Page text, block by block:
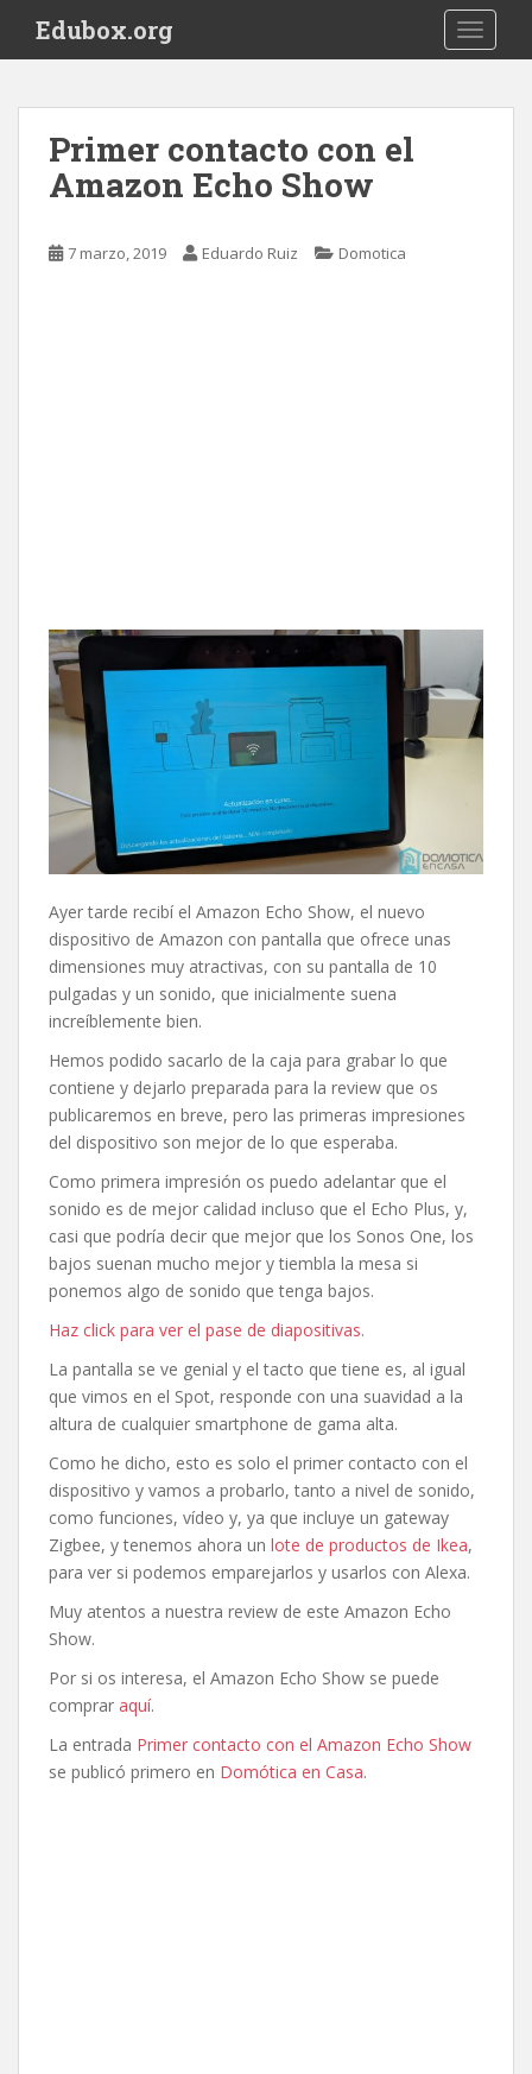
i
Edubox.org
Primer contacto con el
Amazon Echo Show
7 marzo, 2019 Eduardo Ruiz Domotica
Ayer tarde recibí el Amazon Echo Show, el nuevo
dispositivo de Amazon con pantalla que ofrece unas
dimensiones muy atractivas, con su pantalla de 10
pulgadas y un sonido, que inicialmente suena
increíblemente bien.
Hemos podido sacarlo de la caja para grabar lo que
contiene y dejarlo preparada para la review que os
publicaremos en breve, pero las primeras impresiones
del dispositivo son mejor de lo que esperaba.
Como primera impresión os puedo adelantar que el
sonido es de mejor calidad incluso que el Echo Plus, y,
casi que podría decir que mejor que los Sonos One, los
bajos suenan mucho mejor y tiembla la mesa si
ponemos algo de sonido que tenga bajos.
Haz click para ver el pase de diapositivas.
La pantalla se ve genial y el tacto que tiene es, al igual
que vimos en el Spot, responde con una suavidad a la
altura de cualquier smartphone de gama alta.
Como he dicho, esto es solo el primer contacto con el
dispositivo y vamos a probarlo, tanto a nivel de sonido,
como funciones, vídeo y, ya que incluye un gateway
Zigbee, y tenemos ahora un lote de productos de Ikea,
para ver si podemos emparejarlos y usarlos con Alexa.
Muy atentos a nuestra review de este Amazon Echo
Show.
Por si os interesa, el Amazon Echo Show se puede
comprar aquí.
La entrada Primer contacto con el Amazon Echo Show
se publicó primero en Domótica en Casa.